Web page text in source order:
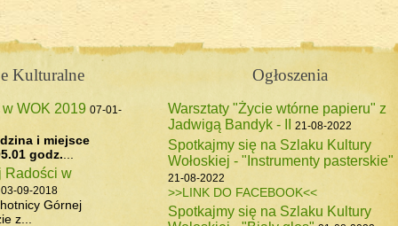
Kulturalne
WOK 2019 07-01-
i miejsce
godz.
Radości w
03-09-2018
Górnej
z...
Ogłoszenia
Warsztaty "Życie wtórne papieru" z
Jadwigą Bandyk - II
21-08-2022
Spotkajmy się na Szlaku Kultury
Wołoskiej - "Instrumenty pasterskie"
21-08-2022
>>LINK DO FACEBOOK<<
Spotkajmy się na Szlaku Kultury